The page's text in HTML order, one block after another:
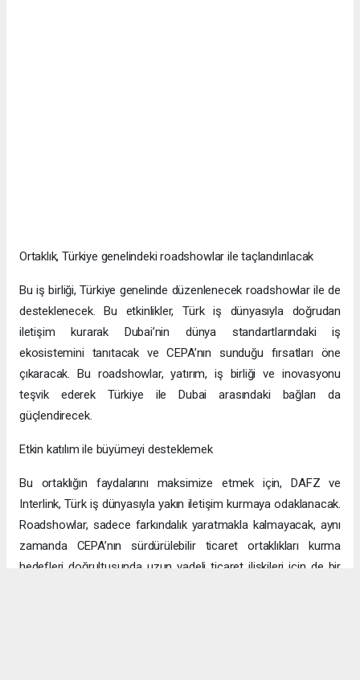
Ortaklık, Türkiye genelindeki roadshowlar ile taçlandırılacak
Bu iş birliği, Türkiye genelinde düzenlenecek roadshowlar ile de
desteklenecek. Bu etkinlikler, Türk iş dünyasıyla doğrudan
iletişim kurarak Dubai’nin dünya standartlarındaki iş
ekosistemini tanıtacak ve CEPA’nın sunduğu fırsatları öne
çıkaracak. Bu roadshowlar, yatırım, iş birliği ve inovasyonu
teşvik ederek Türkiye ile Dubai arasındaki bağları da
güçlendirecek.
Etkin katılım ile büyümeyi desteklemek
Bu ortaklığın faydalarını maksimize etmek için, DAFZ ve
Interlink, Türk iş dünyasıyla yakın iletişim kurmaya odaklanacak.
Roadshowlar, sadece farkındalık yaratmakla kalmayacak, aynı
zamanda CEPA’nın sürdürülebilir ticaret ortaklıkları kurma
hedefleri doğrultusunda uzun vadeli ticaret ilişkileri için de bir